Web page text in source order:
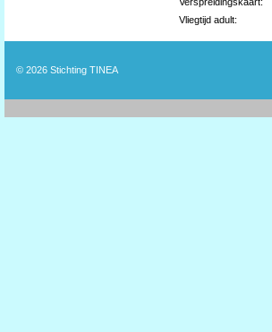
Vliegtijd adult:
© 2026 Stichting TINEA